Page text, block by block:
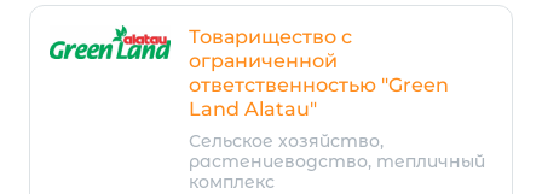
Товарищество с
ограниченной
ответственностью "Green
Land Alatau"
Сельское хозяйство,
растениеводство, тепличный
комплекс